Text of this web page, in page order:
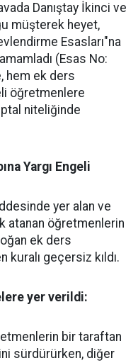
Danıştay İkinci ve
müşterek heyet,
Esasları"na
(Esas No:
hem ek ders
öğretmenlere
niteliğinde
Yargı Engeli
yer alan ve
atanan öğretmenlerin
ek ders
geçersiz kıldı.
yer verildi:
bir taraftan
sürdürürken, diğer